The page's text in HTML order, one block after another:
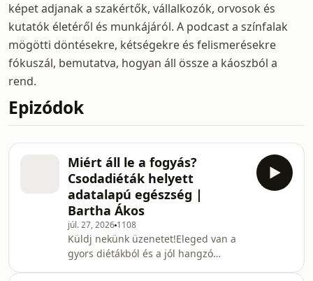
képet adjanak a szakértők, vállalkozók, orvosok és
kutatók életéről és munkájáról. A podcast a színfalak
mögötti döntésekre, kétségekre és felismerésekre
fókuszál, bemutatva, hogyan áll össze a káoszból a
rend.
Epizódok
Miért áll le a fogyás?
Csodadiéták helyett
adatalapú egészség |
Bartha Ákos
júl. 27, 2026 1108
Küldj nekünk üzenetet!Eleged van a
gyors diétákból és a jól hangzó